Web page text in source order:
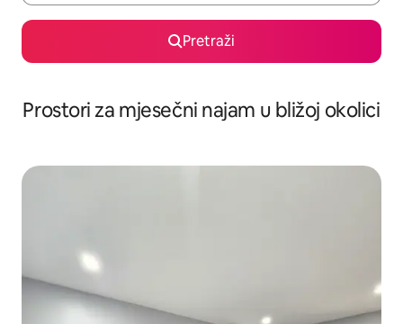
Pretraži
Prostori za mjesečni najam u bližoj okolici